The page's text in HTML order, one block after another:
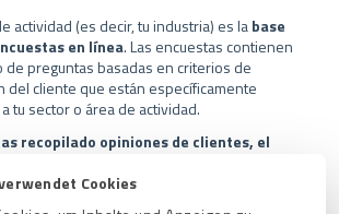
Cookies
actividad (es decir, tu industria) es labase
en línea. Las encuestas contienen
de preguntas basadas en criterios de
del cliente que están específicamente
tu sector o área de actividad.
recopilado opiniones de clientes, el
. Para ello, por favor contacta a: